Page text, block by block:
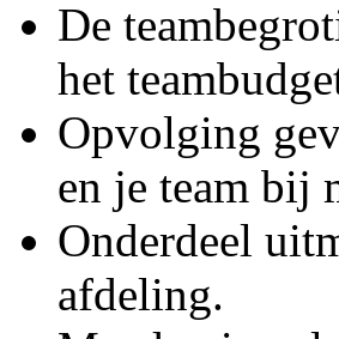
De
het
Opvolging
en je team bij
Onderdeel
afdeling.